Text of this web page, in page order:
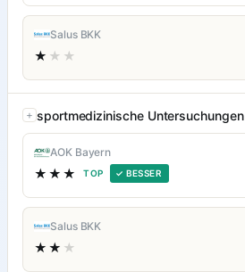
Salus BKK
★ ★★
sportmedizinische Untersuchungen
AOK Bayern
★★★ TOP ✓ BESSER
Salus BKK
★★ ★